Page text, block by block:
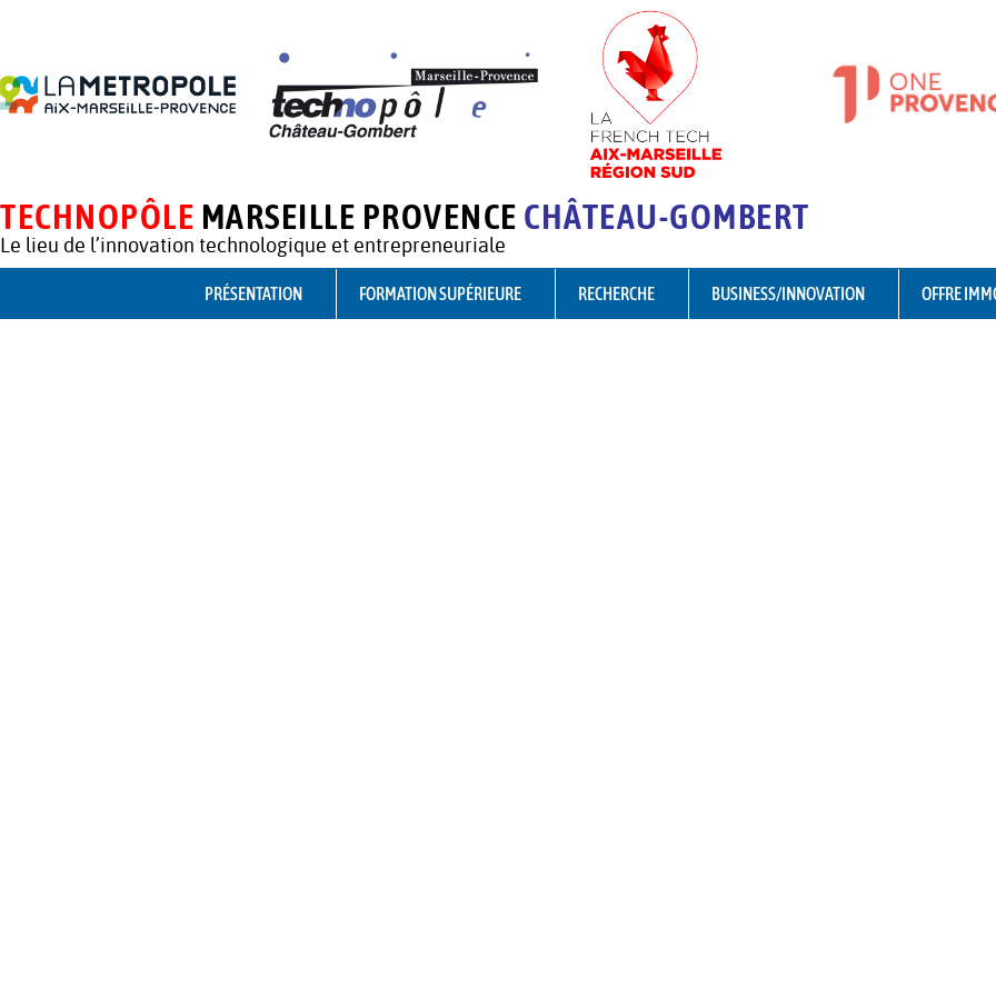
TECHNOPÔLE MARSEILLE PROVENCE CHÂTEAU-GOMBERT
Le lieu de l’innovation technologique et entrepreneuriale
PRÉSENTATION FORMATION SUPÉRIEURE RECHERCHE BUSINESS/INNOVATION OFFRE